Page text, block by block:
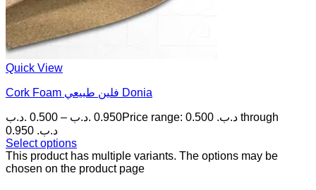
Quick View
Cork Foam فلين طبيعي Donia
0.500 .د.ب – 0.950 .د.ب
Price range: 0.500 .د.ب through
0.950 .د.ب
Select options
This product has multiple variants. The options may be
chosen on the product page